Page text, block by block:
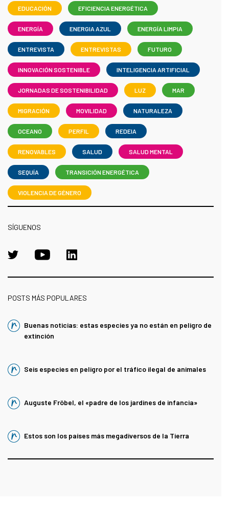
EDUCACIÓN EFICIENCIA ENERGÉTICA
ENERGÍA ENERGIA AZUL ENERGÍA LIMPIA
ENTREVISTA ENTREVISTAS FUTURO
INNOVACIÓN SOSTENIBLE INTELIGENCIA ARTIFICIAL
JORNADAS DE SOSTENIBILIDAD LUZ MAR
MIGRACIÓN MOVILIDAD NATURALEZA
OCEANO PERFIL REDEIA
RENOVABLES SALUD SALUD MENTAL
SEQUÍA TRANSICIÓN ENERGÉTICA
VIOLENCIA DE GÉNERO
SÍGUENOS
POSTS MÁS POPULARES
Buenas noticias: estas especies ya no están en peligro de
extinción
Seis especies en peligro por el tráfico ilegal de animales
Auguste Fröbel, el «padre de los jardines de infancia»
Estos son los países más megadiversos de la Tierra